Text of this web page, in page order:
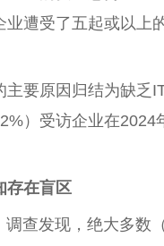
遭受了五起或以上
要原因归结为缺乏
）受访企业在2024
存在盲区
查发现，绝大多数